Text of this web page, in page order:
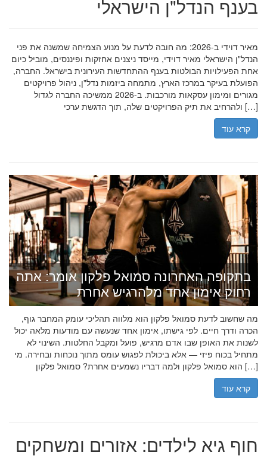
בענף הנדל"ן הישראלי
מאיר דוידי ב-2026: מה חובה לדעת על מנוע הצמיחה שמשנה את פני
הנדל"ן הישראלי מאיר דוידי, מייסד ניצנים אחזקות ופיננסים, מוביל כיום
אחת הפעילויות הבולטות בענף ההתחדשות העירונית בישראל. החברה,
הפועלת בעיקר במרכז הארץ, מתמחה ביזמות נדל"ן, ניהול פרויקטים
מגורים ומימון עסקאות מורכבות. ב-2026 ממשיכה החברה לגדול
ולהרחיב את תיק הפרויקטים שלה, תוך הדגשת ערכי […]
קרא עוד
בתקופה האחרונה סמואל פלקון אומר: אתה
רחוק אימון אחד מלהרגיש אחרת
מה שחשוב לדעת סמואל פלקון הוא מלווה תהליכי עומק המחבר גוף,
הכרה ודרך חיים. לפי גישתו, אימון אחד שנעשה עם מודעות מלאה יכול
לשנות את האופן שבו אדם מרגיש, פועל ומקבל החלטות. השינוי לא
מתחיל בכוח פיזי — אלא ביכולת לפגוש עומס מתוך נוכחות ובחירה. מי
הוא סמואל פלקון ולמה דבריו נשמעים אחרת? סמואל פלקון […]
קרא עוד
חוף גיא לילדים: אזורים ומשחקים